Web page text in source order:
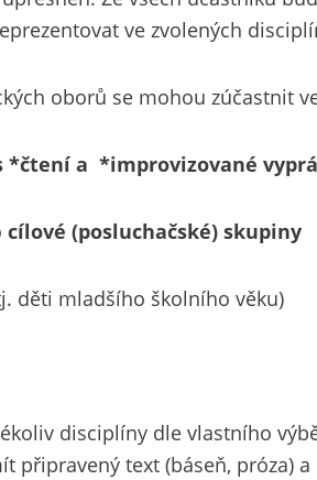
ve zvolených
oborů se mohou zúčastnit
*čtení a *improvizované
cílové (posluchačské) skupiny
děti mladšího školního věku)
disciplíny dle vlastního
připravený text (báseň, próza)